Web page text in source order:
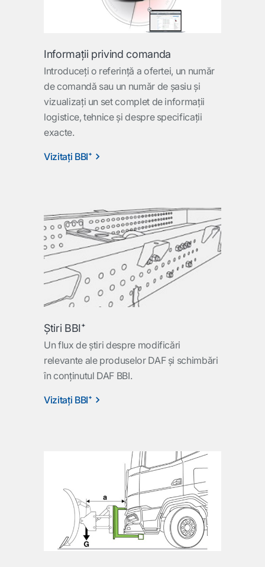
Informaţii privind comanda
Introduceţi o referinţă a ofertei, un număr
de comandă sau un număr de şasiu şi
vizualizaţi un set complet de informaţii
logistice, tehnice şi despre specificaţii
exacte.
Vizitaţi BBI⁺
Ştiri BBI⁺
Un flux de ştiri despre modificări
relevante ale produselor DAF şi schimbări
în conţinutul DAF BBI.
Vizitaţi BBI⁺